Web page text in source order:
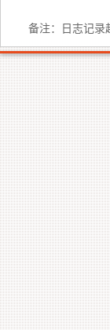
备注：日志记录